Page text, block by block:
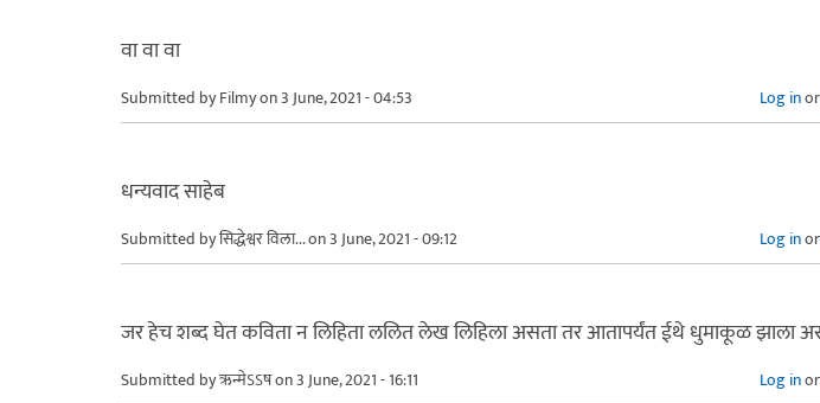
वा वा वा
Submitted byFilmyon 3 June, 2021 - 04:53 Log inor
धन्यवाद साहेब
Submitted byसिद्धेश्वर विला...on 3 June, 2021 - 09:12 Log inor
जर हेच शब्द घेत कविता न लिहिता ललित लेख लिहिला असता तर आतापर्यंत ईथे धुमाकूळ झाला
Submitted byऋन्मेऽऽषon 3 June, 2021 - 16:11 Log inor